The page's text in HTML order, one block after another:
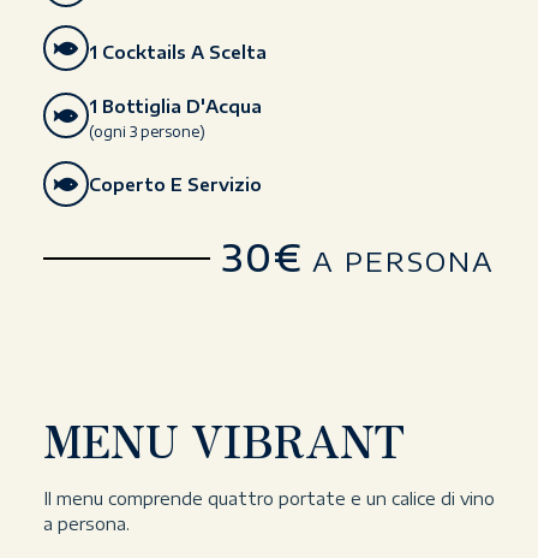
1 Cocktails A Scelta
1 Bottiglia D'Acqua
(ogni 3 persone)
Coperto E Servizio
30€ A PERSONA
MENU VIBRANT
Il menu comprende quattro portate e un calice di vino
a persona.